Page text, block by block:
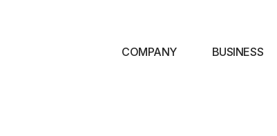
COMPANY BUSINESS